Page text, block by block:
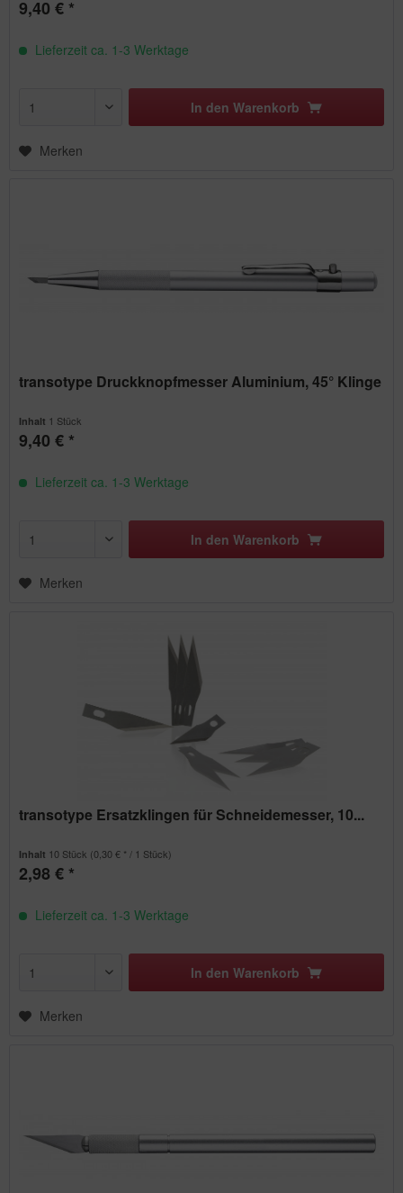
9,40 € *
Lieferzeit ca. 1-3 Werktage
In den Warenkorb
Merken
transotype Druckknopfmesser Aluminium, 45° Klinge
Inhalt 1 Stück
9,40 € *
Lieferzeit ca. 1-3 Werktage
In den Warenkorb
Merken
transotype Ersatzklingen für Schneidemesser, 10...
Inhalt 10 Stück (0,30 € * / 1 Stück)
2,98 € *
Lieferzeit ca. 1-3 Werktage
In den Warenkorb
Merken